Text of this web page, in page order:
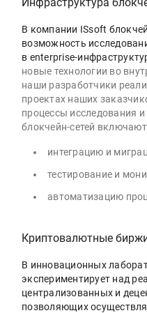
В компании ISsoft
возможность
в enterprise-
новые технологии во
наши разработчики
проектах наших
процессы исследования
блокчейн-сетей
интеграцию и
тестирование и
автоматизацию
Криптовалютные
В инновационных
экспериментирует над
централизованных и
позволяющих